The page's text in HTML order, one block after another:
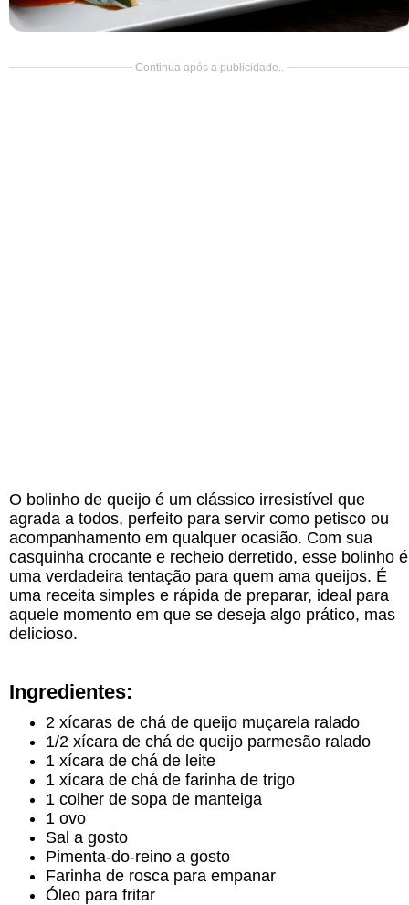
Cocada
Continua após a publicidade..
O bolinho de queijo é um clássico irresistível que
agrada a todos, perfeito para servir como petisco ou
acompanhamento em qualquer ocasião. Com sua
casquinha crocante e recheio derretido, esse bolinho é
uma verdadeira tentação para quem ama queijos. É
uma receita simples e rápida de preparar, ideal para
aquele momento em que se deseja algo prático, mas
delicioso.
Ingredientes:
2 xícaras de chá de queijo muçarela ralado
1/2 xícara de chá de queijo parmesão ralado
1 xícara de chá de leite
1 xícara de chá de farinha de trigo
1 colher de sopa de manteiga
1 ovo
Sal a gosto
Pimenta-do-reino a gosto
Farinha de rosca para empanar
Óleo para fritar